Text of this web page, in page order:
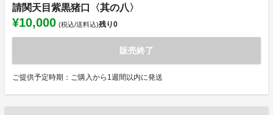
請関天目紫黒猪口〈其の八〉
¥10,000 (税込/送料込)残り0
販売終了
ご提供予定時期：ご購入から1週間以内に発送